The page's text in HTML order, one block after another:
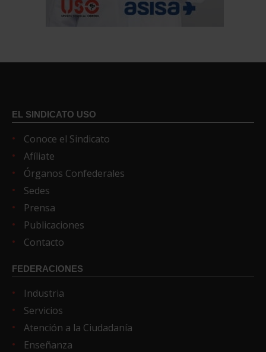
EL SINDICATO USO
Conoce el Sindicato
Afíliate
Órganos Confederales
Sedes
Prensa
Publicaciones
Contacto
FEDERACIONES
Industria
Servicios
Atención a la Ciudadanía
Enseñanza